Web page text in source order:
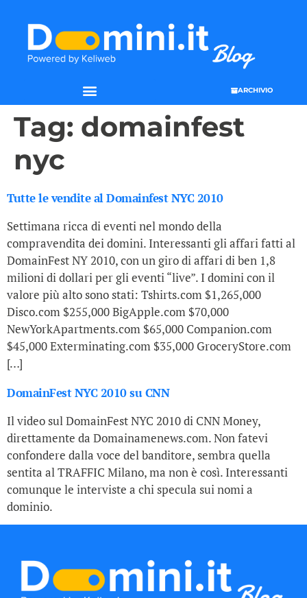
ARCHIVIO
Tag: domainfest
nyc
Tutte le vendite al Domainfest NYC 2010
Settimana ricca di eventi nel mondo della
compravendita dei domini. Interessanti gli affari fatti al
DomainFest NY 2010, con un giro di affari di ben 1,8
milioni di dollari per gli eventi “live”. I domini con il
valore più alto sono stati: Tshirts.com $1,265,000
Disco.com $255,000 BigApple.com $70,000
NewYorkApartments.com $65,000 Companion.com
$45,000 Exterminating.com $35,000 GroceryStore.com
[…]
DomainFest NYC 2010 su CNN
Il video sul DomainFest NYC 2010 di CNN Money,
direttamente da Domainamenews.com. Non fatevi
confondere dalla voce del banditore, sembra quella
sentita al TRAFFIC Milano, ma non è così. Interessanti
comunque le interviste a chi specula sui nomi a
dominio.